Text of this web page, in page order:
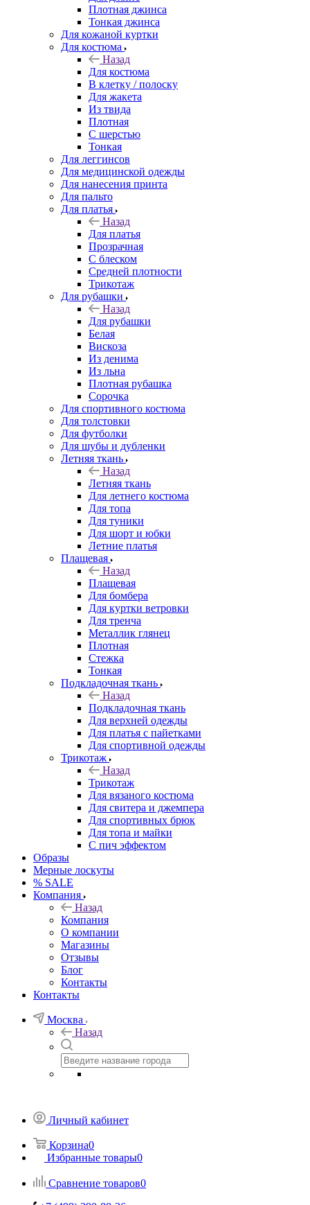
Плотная джинса
Тонкая джинса
Для кожаной куртки
Для костюма
Назад
Для костюма
В клетку / полоску
Для жакета
Из твида
Плотная
С шерстью
Тонкая
Для леггинсов
Для медицинской одежды
Для нанесения принта
Для пальто
Для платья
Назад
Для платья
Прозрачная
С блеском
Средней плотности
Трикотаж
Для рубашки
Назад
Для рубашки
Белая
Вискоза
Из денима
Из льна
Плотная рубашка
Сорочка
Для спортивного костюма
Для толстовки
Для футболки
Для шубы и дубленки
Летняя ткань
Назад
Летняя ткань
Для летнего костюма
Для топа
Для туники
Для шорт и юбки
Летние платья
Плащевая
Назад
Плащевая
Для бомбера
Для куртки ветровки
Для тренча
Металлик глянец
Плотная
Стежка
Тонкая
Подкладочная ткань
Назад
Подкладочная ткань
Для верхней одежды
Для платья с пайетками
Для спортивной одежды
Трикотаж
Назад
Трикотаж
Для вязаного костюма
Для свитера и джемпера
Для спортивных брюк
Для топа и майки
С пич эффектом
Образы
Мерные лоскуты
% SALE
Компания
Назад
Компания
О компании
Магазины
Отзывы
Блог
Контакты
Контакты
Москва
Назад
Личный кабинет
Корзина0
Избранные товары0
Сравнение товаров0